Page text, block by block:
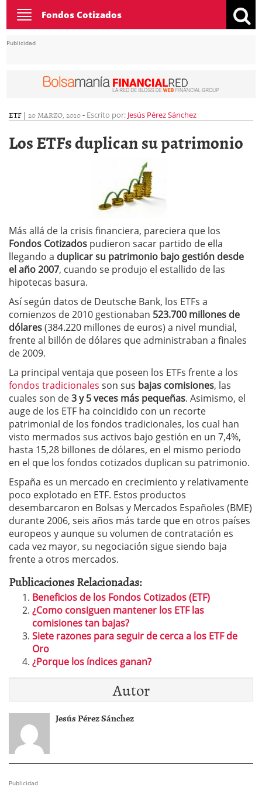
Toggle
navigation
Fondos Cotizados
Publicidad
ETF | 20 MARZO, 2010- Escrito por: Jesús Pérez Sánchez
Los ETFs duplican su patrimonio
Más allá de la crisis financiera, pareciera que los
Fondos Cotizados pudieron sacar partido de ella
llegando a duplicar su patrimonio bajo gestión desde
el año 2007, cuando se produjo el estallido de las
hipotecas basura.
Así según datos de Deutsche Bank, los ETFs a
comienzos de 2010 gestionaban 523.700 millones de
dólares(384.220 millones de euros) a nivel mundial,
frente al billón de dólares que administraban a finales
de 2009.
La principal ventaja que poseen los ETFs frente a los
fondos tradicionales son sus bajas comisiones, las
cuales son de3 y 5 veces más pequeñas. Asimismo, el
auge de los ETF ha coincidido con un recorte
patrimonial de los fondos tradicionales, los cual han
visto mermados sus activos bajo gestión en un 7,4%,
hasta 15,28 billones de dólares, en el mismo periodo
en el que los fondos cotizados duplican su patrimonio.
España es un mercado en crecimiento y relativamente
poco explotado en ETF. Estos productos
desembarcaron en Bolsas y Mercados Españoles (BME)
durante 2006, seis años más tarde que en otros países
europeos y aunque su volumen de contratación es
cada vez mayor, su negociación sigue siendo baja
frente a otros mercados.
Publicaciones Relacionadas:
Beneficios de los Fondos Cotizados (ETF)
¿Como consiguen mantener los ETF las
comisiones tan bajas?
Siete razones para seguir de cerca a los ETF de
Oro
¿Porque los índices ganan?
Autor
Jesús Pérez Sánchez
Publicidad